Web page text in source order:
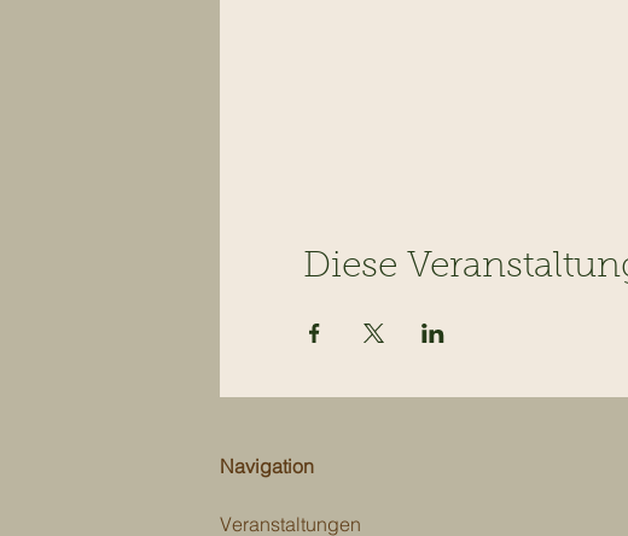
Diese
Navigation
Veranstaltungen